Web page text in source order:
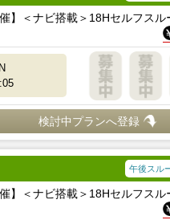
催】＜ナビ搭載＞18Hセルフスル
IN
検討中プランへ登録
午後スル
催】＜ナビ搭載＞18Hセルフスル